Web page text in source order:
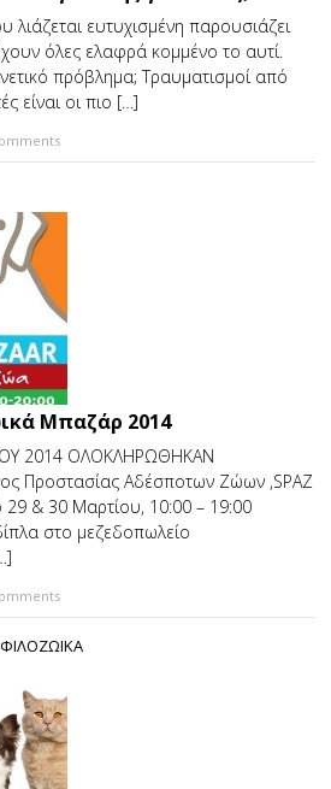
λιάζεται ευτυχισμένη παρουσιάζει
όλες ελαφρά κομμένο το αυτί.
πρόβλημα; Τραυματισμοί από
είναι οι πιο […]
Μπαζάρ 2014
2014 ΟΛΟΚΛΗΡΩΘΗΚΑΝ
Προστασίας Αδέσποτων Ζώων ,SPAZ
& 30 Mαρτίου, 10:00 – 19:00
στο μεζεδοπωλείο
ΦΙΛΟΖΩΙΚΑ